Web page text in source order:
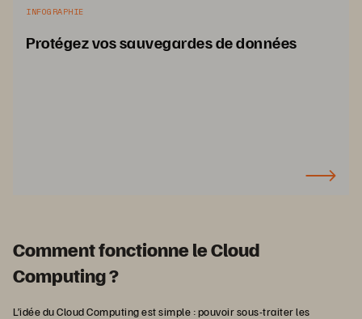
INFOGRAPHIE
Protégez vos sauvegardes de données
Comment fonctionne le Cloud
Computing ?
L’idée du Cloud Computing est simple : pouvoir sous-traiter les